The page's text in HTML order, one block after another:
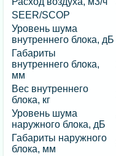
SEER/SCOP
Уровень шума
внутреннего блока, дБ
Габариты
внутреннего блока,
мм
Вес внутреннего
блока, кг
Уровень шума
наружного блока, дБ
Габариты наружного
блока, мм